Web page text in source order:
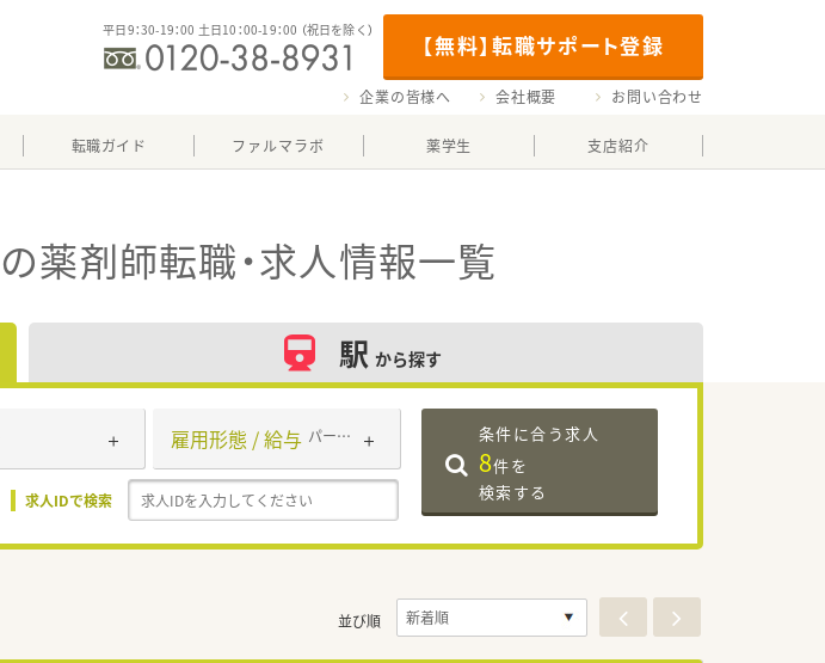
【無料】転職サポート登録
平日9：30-19：00 土日10：00-19：00 （祝日を除く）
企業の皆様へ 会社概要 お問い合わせ
転職ガイド ファルマラボ 薬学生 支店紹介
の薬剤師転職・求人情報一覧
駅 から探す
雇用形態 / 給与 パート・アルバイト
求人IDで検索
条件に合う求人
8件を
検索する
並び順